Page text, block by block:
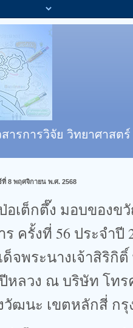
ารการวิจัย วิทยาศาสต
ที่ 8 พฤศจิกายน พ.ศ. 2568
อเต็กตึ๊ง มอบของข
ร ครั้งที่ 56 ประจำปี
ด็จพระนางเจ้าสิริกิ
หลวง ณ บริษัท โท
วัฒนะ เขตหลักสี่ กรุ